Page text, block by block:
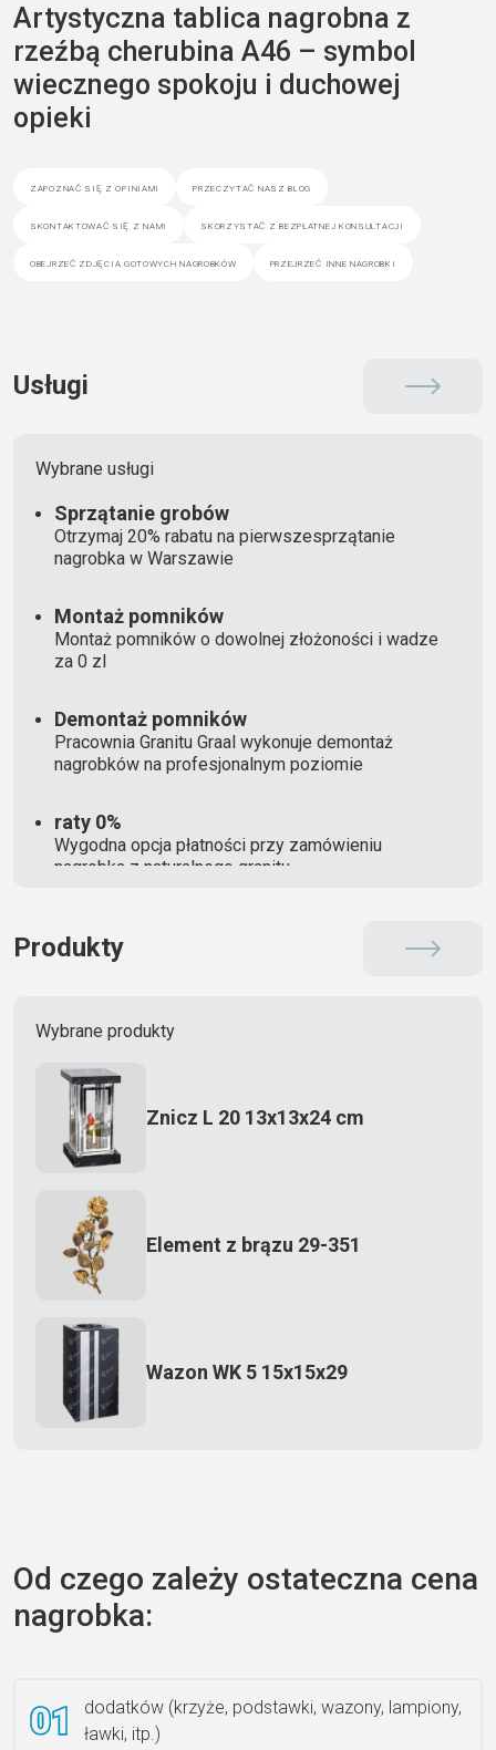
Artystyczna tablica nagrobna z
rzeźbą cherubina A46 – symbol
wiecznego spokoju i duchowej
opieki
zapoznać się z opiniami przeczytać nasz blog
skontaktować się z nami skorzystać z bezpłatnej konsultacji
obejrzeć zdjęcia gotowych nagrobków przejrzeć inne nagrobki
Usługi
Wybrane usługi
Sprzątanie grobów
Otrzymaj 20% rabatu na pierwszesprzątanie
nagrobka w Warszawie
Montaż pomników
Montaż pomników o dowolnej złożoności i wadze
za 0 zl
Demontaż pomników
Pracownia Granitu Graal wykonuje demontaż
nagrobków na profesjonalnym poziomie
raty 0%
Wygodna opcja płatności przy zamówieniu
nagrobka z naturalnego granitu
Produkty
Wybrane produkty
Znicz L 20 13x13x24 cm
Element z brązu 29-351
Wazon WK 5 15x15x29
Książka 2
Od czego zależy ostateczna cena
nagrobka:
dodatków (krzyże, podstawki, wazony, lampiony,
ławki, itp.)